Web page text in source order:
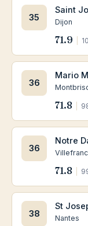
35
Saint
Dijon
71.9
36
Mario
71.8
36
Notre
71.8
38
St
Nantes